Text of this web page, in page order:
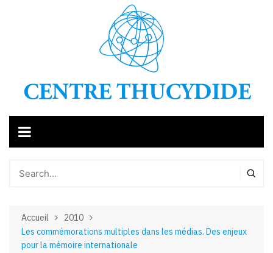
Accueil
2010
Les commémorations multiples dans les médias. Des enjeux
pour la mémoire internationale